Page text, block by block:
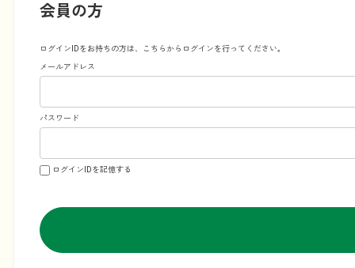
会員の方
ログインIDをお持ちの方は、こちらからログインを行ってください。
メールアドレス
パスワード
ログインIDを記憶する